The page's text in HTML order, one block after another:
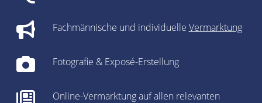
Fachmännische und individuelle Vermarktung
Fotografie & Exposé-Erstellung
Online-Vermarktung auf allen relevanten